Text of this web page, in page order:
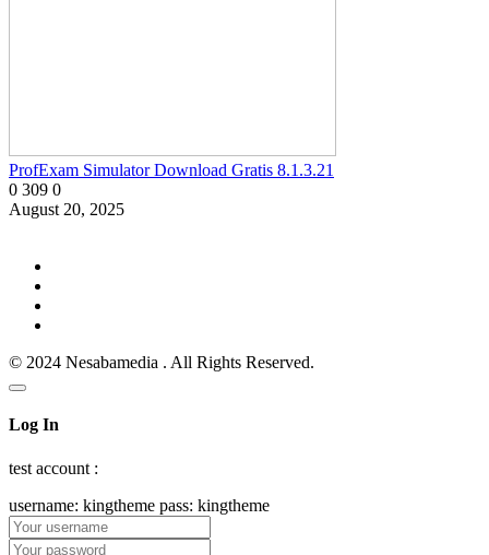
ProfExam Simulator Download Gratis 8.1.3.21
0 309 0
August 20, 2025
© 2024 Nesabamedia . All Rights Reserved.
Log In
test account :
username: kingtheme pass: kingtheme